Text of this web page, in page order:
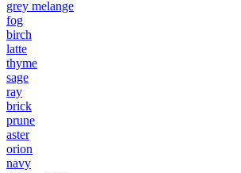
grey melange
fog
birch
latte
thyme
sage
ray
brick
prune
aster
orion
navy